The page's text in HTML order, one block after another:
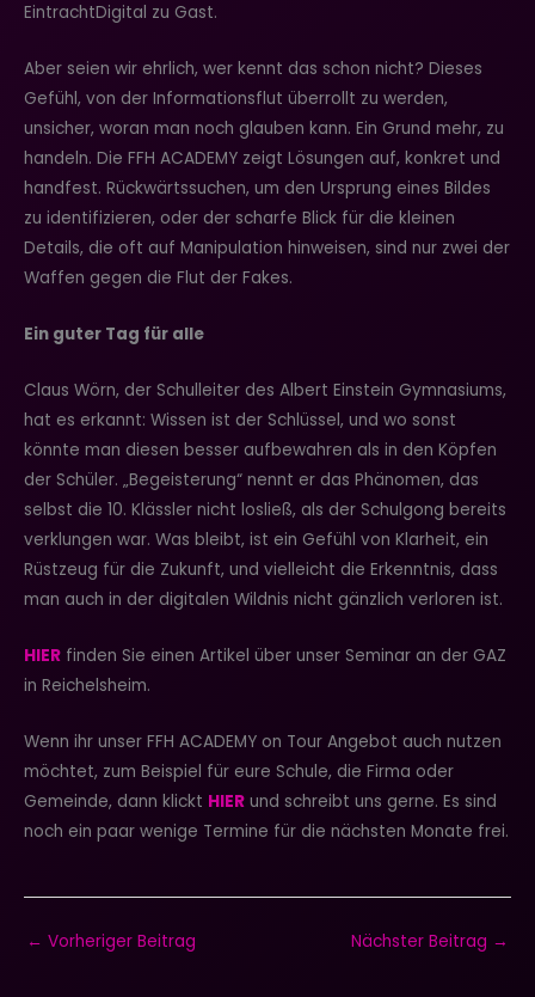
EintrachtDigital zu Gast.
Aber seien wir ehrlich, wer kennt das schon nicht? Dieses
Gefühl, von der Informationsflut überrollt zu werden,
unsicher, woran man noch glauben kann. Ein Grund mehr, zu
handeln. Die FFH ACADEMY zeigt Lösungen auf, konkret und
handfest. Rückwärtssuchen, um den Ursprung eines Bildes
zu identifizieren, oder der scharfe Blick für die kleinen
Details, die oft auf Manipulation hinweisen, sind nur zwei der
Waffen gegen die Flut der Fakes.
Ein guter Tag für alle
Claus Wörn, der Schulleiter des Albert Einstein Gymnasiums,
hat es erkannt: Wissen ist der Schlüssel, und wo sonst
könnte man diesen besser aufbewahren als in den Köpfen
der Schüler. „Begeisterung“ nennt er das Phänomen, das
selbst die 10. Klässler nicht losließ, als der Schulgong bereits
verklungen war. Was bleibt, ist ein Gefühl von Klarheit, ein
Rüstzeug für die Zukunft, und vielleicht die Erkenntnis, dass
man auch in der digitalen Wildnis nicht gänzlich verloren ist.
HIER finden Sie einen Artikel über unser Seminar an der GAZ
in Reichelsheim.
Wenn ihr unser FFH ACADEMY on Tour Angebot auch nutzen
möchtet, zum Beispiel für eure Schule, die Firma oder
Gemeinde, dann klickt HIER und schreibt uns gerne. Es sind
noch ein paar wenige Termine für die nächsten Monate frei.
← Vorheriger Beitrag Nächster Beitrag →